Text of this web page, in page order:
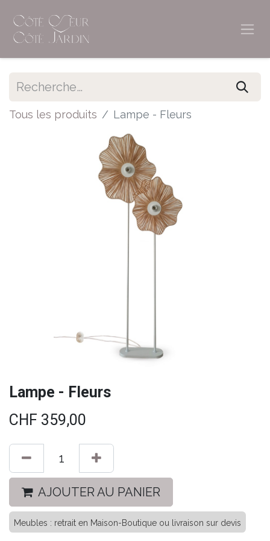
Tous les produits Lampe - Fleurs
Lampe - Fleurs
CHF 359,00
AJOUTER AU PANIER
Meubles : retrait en Maison-Boutique ou livraison sur devis